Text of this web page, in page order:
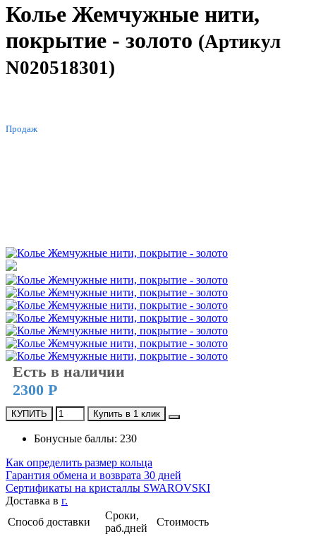
Колье Жемчужные нити,
покрытие - золото (Артикул
N020518301)
Продаж
Есть в наличии
2300 Р
КУПИТЬ Купить в 1 клик
Бонусные баллы: 230
Как определить размер кольца
Гарантия обмена и возврата 30 дней
Сертификаты на кристаллы SWAROVSKI
Доставка в г.
Способ доставки
Сроки,
раб.дней
Стоимость